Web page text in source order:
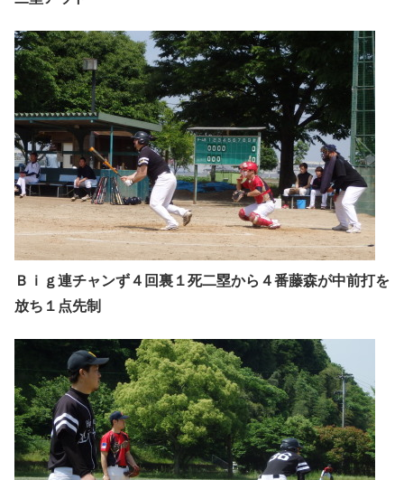
Ｂｉｇ連チャンず４回裏１死二塁から４番藤森が中前打を
放ち１点先制